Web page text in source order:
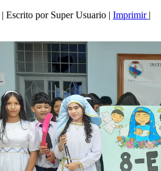
| Escrito por Super Usuario | Imprimir |